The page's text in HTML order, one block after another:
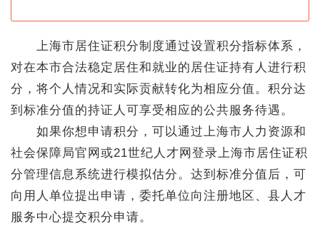
上海市居住证积分制度通过设置积分指标体系，
对在本市合法稳定居住和就业的居住证持有人进行积
分，将个人情况和实际贡献转化为相应分值。积分达
到标准分值的持证人可享受相应的公共服务待遇。
如果你想申请积分，可以通过上海市人力资源和
社会保障局官网或21世纪人才网登录上海市居住证积
分管理信息系统进行模拟估分。达到标准分值后，可
向用人单位提出申请，委托单位向注册地区、县人才
服务中心提交积分申请。